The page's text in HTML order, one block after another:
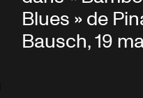
Blues » de
Bausch, 19